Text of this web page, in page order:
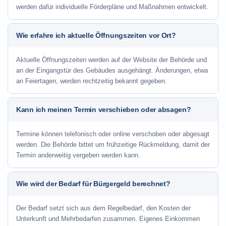
werden dafür individuelle Förderpläne und Maßnahmen entwickelt.
Wie erfahre ich aktuelle Öffnungszeiten vor Ort?
Aktuelle Öffnungszeiten werden auf der Website der Behörde und
an der Eingangstür des Gebäudes ausgehängt. Änderungen, etwa
an Feiertagen, werden rechtzeitig bekannt gegeben.
Kann ich meinen Termin verschieben oder absagen?
Termine können telefonisch oder online verschoben oder abgesagt
werden. Die Behörde bittet um frühzeitige Rückmeldung, damit der
Termin anderweitig vergeben werden kann.
Wie wird der Bedarf für Bürgergeld berechnet?
Der Bedarf setzt sich aus dem Regelbedarf, den Kosten der
Unterkunft und Mehrbedarfen zusammen. Eigenes Einkommen